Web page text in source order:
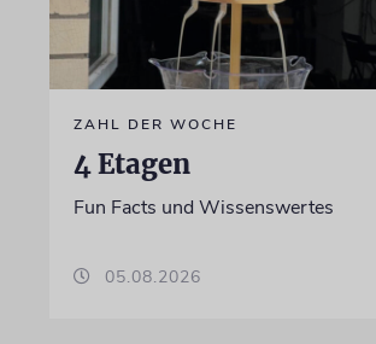
ZAHL DER WOCHE
4 Etagen
Fun Facts und Wissenswertes
05.08.2026